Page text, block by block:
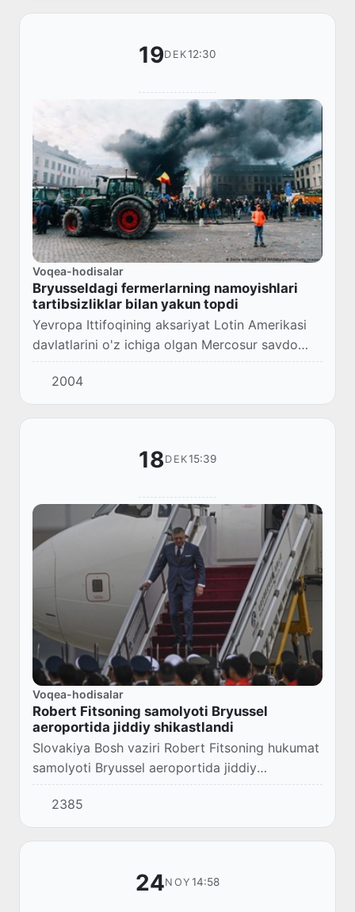
19DEK12:30
Voqea-hodisalar
Bryusseldagi fermerlarning namoyishlari
tartibsizliklar bilan yakun topdi
Yevropa Ittifoqining aksariyat Lotin Amerikasi
davlatlarini o'z ichiga olgan Mercosur savdo
bloki bilan kelishuviga qarshi Bryusselda
yevropalik fermerlarning namoyishi tartibsizli...
2004
18DEK15:39
Voqea-hodisalar
Robert Fitsoning samolyoti Bryussel
aeroportida jiddiy shikastlandi
Slovakiya Bosh vaziri Robert Fitsoning hukumat
samolyoti Bryussel aeroportida jiddiy
shikastlandi va uchishga yaroqsiz deb e'lon
qilindi.
2385
24NOY 14:58